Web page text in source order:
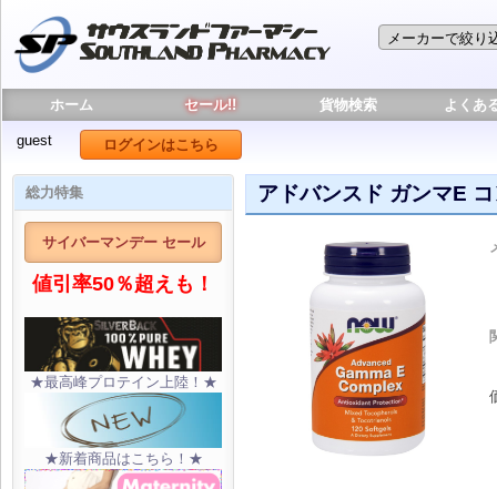
ホーム セール!! 貨物検索 よくあ
guest ログインはこちら
総力特集
サイバーマンデー セール
値引率50％超えも！
★最高峰プロテイン上陸！★
★新着商品はこちら！★
アドバンスド ガンマE